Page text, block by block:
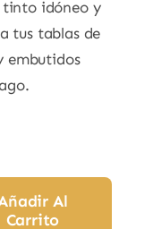
tinto idóneo y
tus tablas de
embutidos
Al
Carrito